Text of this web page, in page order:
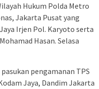
Hukum Polda Metro
Jakarta Pusat yang
Irjen Pol. Karyoto serta
Hasan. Selasa
pengamanan TPS
Jaya, Dandim Jakarta